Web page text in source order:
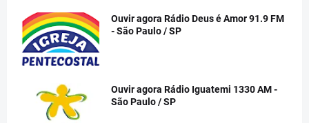
Ouvir agora Rádio Deus é Amor 91.9 FM
- São Paulo / SP
Ouvir agora Rádio Iguatemi 1330 AM -
São Paulo / SP